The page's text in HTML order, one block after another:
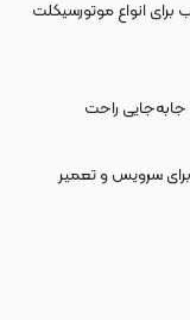
برای انواع موتورسیکلت
راحت
سرویس و تعمیر